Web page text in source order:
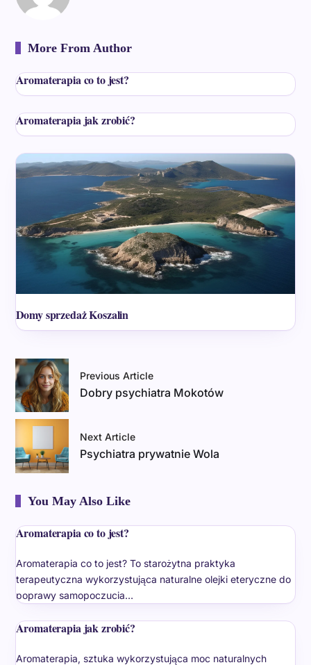
More From Author
Aromaterapia co to jest?
Aromaterapia jak zrobić?
Domy sprzedaż Koszalin
Previous Article
Dobry psychiatra Mokotów
Next Article
Psychiatra prywatnie Wola
You May Also Like
Aromaterapia co to jest?
Aromaterapia co to jest? To starożytna praktyka
terapeutyczna wykorzystująca naturalne olejki eteryczne do
poprawy samopoczucia…
Aromaterapia jak zrobić?
Aromaterapia, sztuka wykorzystująca moc naturalnych